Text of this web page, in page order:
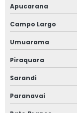
Apucarana
Campo Largo
Umuarama
Piraquara
Sarandi
Paranavaí